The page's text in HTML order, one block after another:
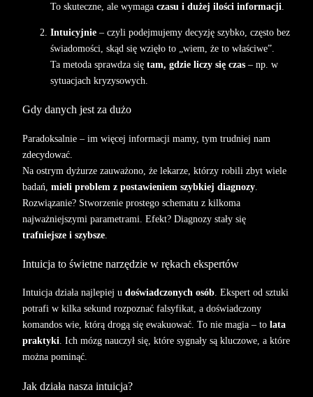
To skuteczne, ale wymaga czasu i dużej ilości informacji
Intuicyjnie – czyli podejmujemy decyzję szybko, często bez
świadomości, skąd się wzięło to „wiem, że to właściwe”.
Ta metoda sprawdza się tam, gdzie liczy się czas – np. w
sytuacjach kryzysowych.
Gdy danych jest za dużo
Paradoksalnie – im więcej informacji mamy, tym trudniej nam
zdecydować.
Na ostrym dyżurze zauważono, że lekarze, którzy robili zbyt wiele
badań, mieli problem z postawieniem szybkiej diagnozy
Rozwiązanie? Stworzenie prostego schematu z kilkoma
najważniejszymi parametrami. Efekt? Diagnozy stały się
trafniejsze i szybsze
Intuicja to świetne narzędzie w rękach ekspertów
Intuicja działa najlepiej u doświadczonych osób. Ekspert od sztuki
potrafi w kilka sekund rozpoznać falsyfikat, a doświadczony
komandos wie, którą drogą się ewakuować. To nie magia – to lata
praktyki. Ich mózg nauczył się, które sygnały są kluczowe, a które
można pominąć.
Jak działa nasza intuicja?